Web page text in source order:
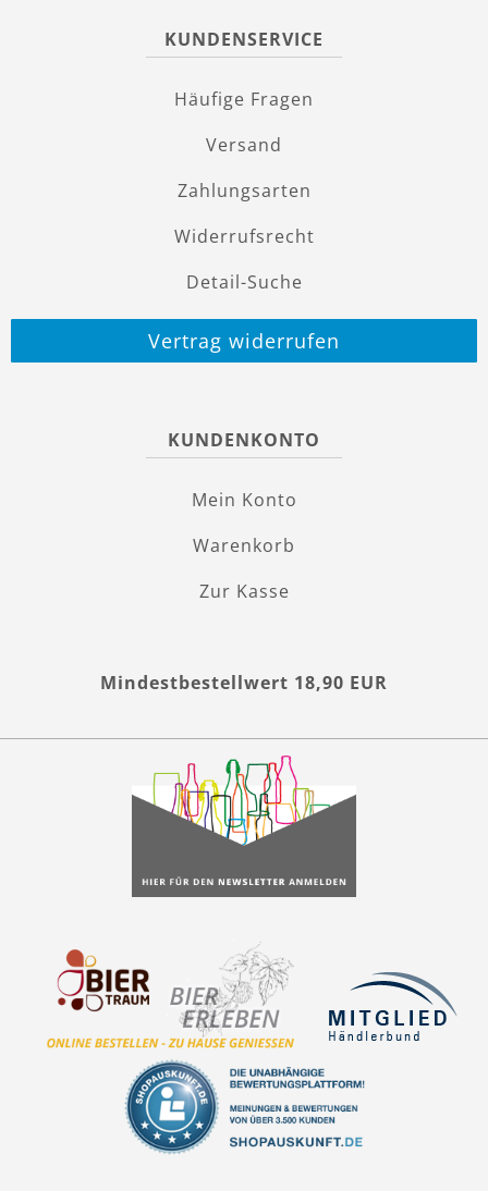
KUNDENSERVICE
Häufige Fragen
Versand
Zahlungsarten
Widerrufsrecht
Detail-Suche
Vertrag widerrufen
KUNDENKONTO
Mein Konto
Warenkorb
Zur Kasse
Mindestbestellwert 18,90 EUR